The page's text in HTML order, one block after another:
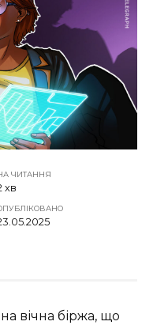
ЧИТАННЯ
хв
вічна біржа, що